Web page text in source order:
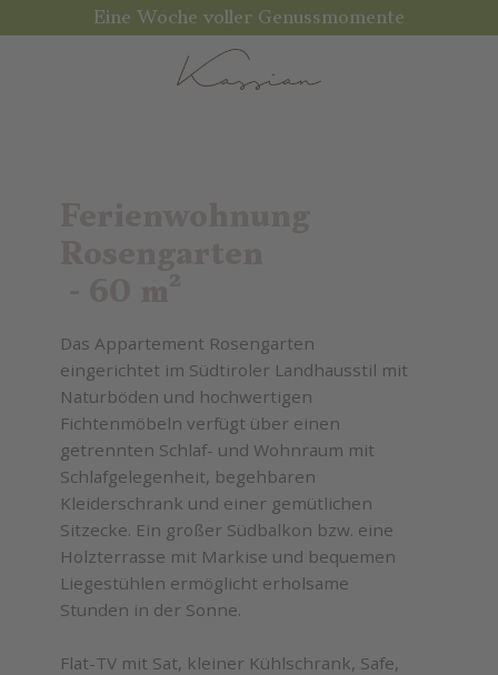
Eine Woche voller Genussmomente
Das Appartement Rosengarten
eingerichtet im Südtiroler Landhausstil mit
Naturböden und hochwertigen
Fichtenmöbeln verfügt über einen
getrennten Schlaf- und Wohnraum mit
Schlafgelegenheit, begehbaren
Kleiderschrank und einer gemütlichen
Sitzecke. Ein großer Südbalkon bzw. eine
Holzterrasse mit Markise und bequemen
Liegestühlen ermöglicht erholsame
Stunden in der Sonne.
Flat-TV mit Sat, kleiner Kühlschrank, Safe,